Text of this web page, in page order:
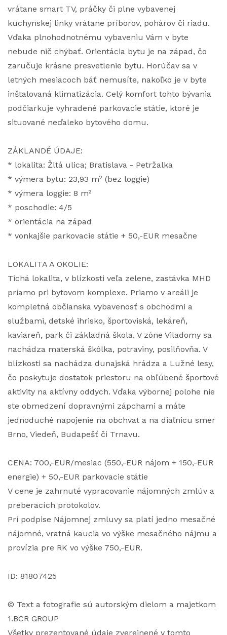
vrátane smart TV, práčky či plne vybavenej
kuchynskej linky vrátane príborov, pohárov či riadu.
Vďaka plnohodnotnému vybaveniu Vám v byte
nebude nič chýbať. Orientácia bytu je na západ, čo
zaručuje krásne presvetlenie bytu. Horúčav sa v
letných mesiacoch báť nemusíte, nakoľko je v byte
inštalovaná klimatizácia. Celý komfort tohto bývania
podčiarkuje vyhradené parkovacie státie, ktoré je
situované neďaleko bytového domu.
ZÁKLANDÉ ÚDAJE:
* lokalita: Žltá ulica; Bratislava - Petržalka
* výmera bytu: 23,93 m² (bez loggie)
* výmera loggie: 8 m²
* poschodie: 4/5
* orientácia na západ
* vonkajšie parkovacie státie + 50,-EUR mesačne
LOKALITA A OKOLIE:
Tichá lokalita, v blízkosti veľa zelene, zastávka MHD
priamo pri bytovom komplexe. Priamo v areáli je
kompletná občianska vybavenosť s obchodmi a
službami, detské ihrisko, športoviská, lekáreň,
kaviareň, park či základná škola. V zóne Viladomy sa
nachádza materská škôlka, potraviny, posilňovňa. V
blízkosti sa nachádza dunajská hrádza a Lužné lesy,
čo poskytuje dostatok priestoru na obľúbené športové
aktivity na aktívny oddych. Vďaka výbornej polohe nie
ste obmedzení dopravnými zápchami a máte
jednoduché napojenie na obchvat a na diaľnicu smer
Brno, Viedeň, Budapešť či Trnavu.
CENA: 700,-EUR/mesiac (550,-EUR nájom + 150,-EUR
energie) + 50,-EUR parkovacie státie
V cene je zahrnuté vypracovanie nájomných zmlúv a
preberacích protokolov.
Pri podpise Nájomnej zmluvy sa platí jedno mesačné
nájomné, vratná kaucia vo výške mesačného nájmu a
provízia pre RK vo výške 750,-EUR.
ID: 81807425
© Text a fotografie sú autorským dielom a majetkom
1.BCR GROUP
Všetky prezentované údaje zverejnené v tomto